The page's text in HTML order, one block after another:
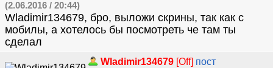
(2.06.2016 / 20:44)
Wladimir134679, бро, выложи скрины, так как с
мобилы, а хотелось бы посмотреть че там ты
сделал
Wladimir134679 [Off] пост